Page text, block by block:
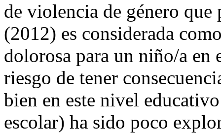
de violencia de género que
(2012) es considerada
dolorosa para un niño/a
riesgo de tener
bien en este nivel
escolar) ha sido poco